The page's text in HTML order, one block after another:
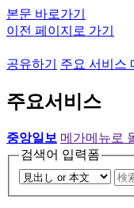
본문 바로가기
이전 페이지로 가기
공유하기 주요 서비스
주요서비스
중앙일보 메가메뉴로
검색어 입력폼